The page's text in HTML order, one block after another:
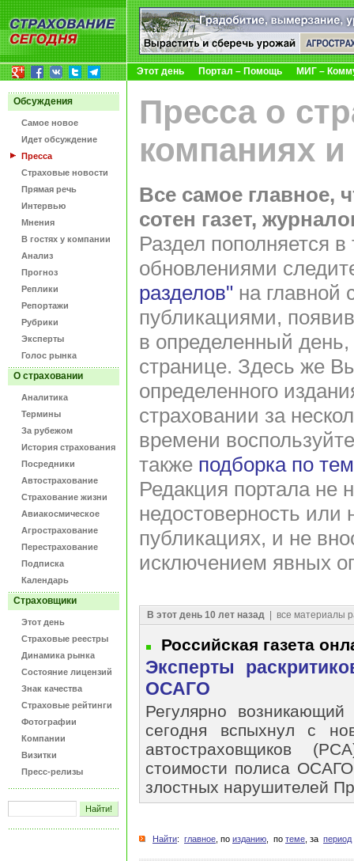
Этот день Портал – Помощь МИГ –
Обсуждения
Самое новое
Идет обсуждение
Пресса
Страховые новости
Прямая речь
Интервью
Мнения
В гостях у компании
Анализ
Прогноз
Реплики
Репортажи
Рубрики
Эксперты
Голос рынка
О страховании
Аналитика
Термины
За рубежом
История страхования
Посредники
Автострахование
Страхование жизни
Авиакосмическое
Агрострахование
Перестрахование
Подписка
Календарь
Страховщики
Этот день
Страховые реестры
Динамика рынка
Состояние лицензий
Знак качества
Страховые рейтинги
Фотографии
Компании
Визитки
Пресс-релизы
Пресса о
компаниях
Все самое главное,
сотен газет,
Раздел пополняется
обновлениями
разделов" на главной
публикациями,
в определенный
странице. Здесь же
определенного
страховании за
времени
также подборка по
Редакция портала не
недостоверность
публикациях, и не
исключением явных
В этот день 10 лет назад | все материалы
Российская газета
Эксперты
ОСАГО
Регулярно
сегодня вспыхнул с
автостраховщиков
стоимости полиса
злостных нарушителей
Найти: главное , по изданию , по теме , за период